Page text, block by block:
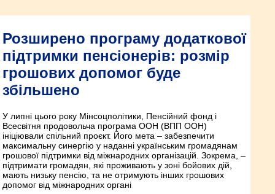
Розширено програму додаткової
підтримки пенсіонерів: розмір
грошових допомог буде
збільшено
У липні цього року Мінсоцполітики, Пенсійний фонд і
Всесвітня продовольча програма ООН (ВПП ООН)
ініціювали спільний проєкт. Його мета – забезпечити
максимальну синергію у наданні українським громадянам
грошової підтримки від міжнародних організацій. Зокрема, –
підтримати громадян, які проживають у зоні бойових дій,
мають низьку пенсію, та не отримують інших грошових
допомог від міжнародних органі